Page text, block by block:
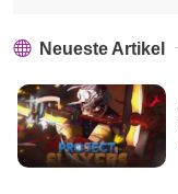
Neueste Artikel